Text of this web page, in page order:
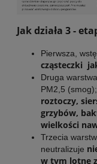
Jak działa 3 -
Pierwsza,
cząsteczki
Druga
PM2,5
roztoczy,
grzybów,
wielkości
Trzecia
neutralizuje
w tym lotne